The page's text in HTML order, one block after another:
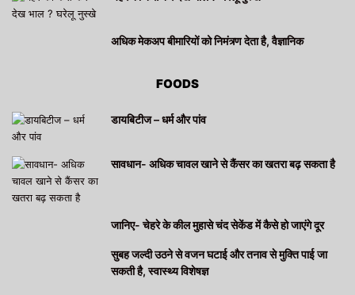
अधिक मेकअप बीमारियों को निमंत्र्ण देता है, वैज्ञानिक
FOODS
डायबिटीज – धर्म और पांव
सावधान- अधिक चावल खाने से कैंसर का खतरा बढ़ सकता है
जानिए- चेहरे के कील मुहासे चंद सेकेंड में कैसे हो जाएंगे दूर
सुबह जल्दी उठने से वजन घटाई और तनाव से मुक्ति पाई जा
सकती है, स्वास्थ्य विशेषज्ञ